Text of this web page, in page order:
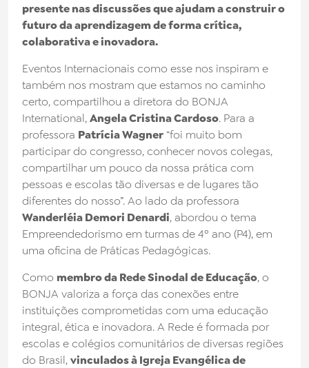
presente nas discussões que ajudam a construir o
futuro da aprendizagem de forma crítica,
colaborativa e inovadora.
Eventos Internacionais como esse nos inspiram e
também nos mostram que estamos no caminho
certo, compartilhou a diretora do BONJA
International,Angela Cristina Cardoso. Para a
professora Patrícia Wagner “foi muito bom
participar do congresso, conhecer novos colegas,
compartilhar um pouco da nossa prática com
pessoas e escolas tão diversas e de lugares tão
diferentes do nosso”. Ao lado da professora
Wanderléia Demori Denardi, abordou o tema
Empreendedorismo em turmas de 4º ano (P4), em
uma oficina de Práticas Pedagógicas.
Como membro da Rede Sinodal de Educação, o
BONJA valoriza a força das conexões entre
instituições comprometidas com uma educação
integral, ética e inovadora. A Rede é formada por
escolas e colégios comunitários de diversas regiões
do Brasil,vinculados à Igreja Evangélica de